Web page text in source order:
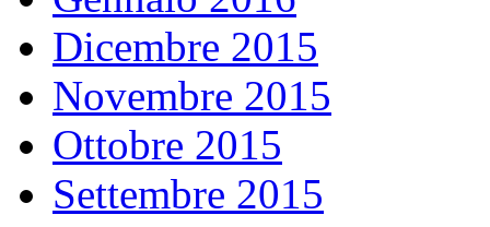
Dicembre 2015
Novembre 2015
Ottobre 2015
Settembre 2015